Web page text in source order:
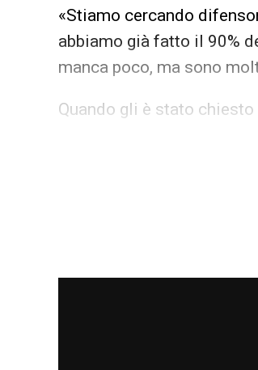
«Stiamo cercando
abbiamo già fatto il 90%
manca poco, ma sono
Quando gli è stato chiesto
«Vediamo. Non mi piace
mai dire mai.